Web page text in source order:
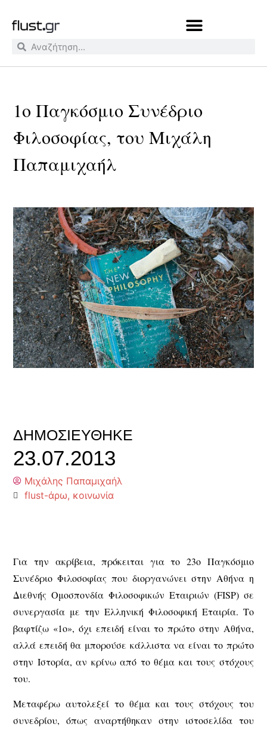
1ο Παγκόσμιο Συνέδριο
Φιλοσοφίας, του Μιχάλη
Παπαμιχαήλ
ΔΗΜΟΣΙΕΎΘΗΚΕ
23.07.2013
Μιχάλης Παπαμιχαήλ
flust-άρω, κοινωνία
Για την ακρίβεια, πρόκειται για το 23ο Παγκόσμιο
Συνέδριο Φιλοσοφίας που διοργανώνει στην Αθήνα η
Διεθνής Ομοσπονδία Φιλοσοφικών Εταιριών (FISP) σε
συνεργασία με την Ελληνική Φιλοσοφική Εταιρία. Το
βαφτίζω «1ο», όχι επειδή είναι το πρώτο στην Αθήνα,
αλλά επειδή θα μπορούσε κάλλιστα να είναι το πρώτο
στην Ιστορία, αν κρίνω από το θέμα και τους στόχους
του.
Μεταφέρω αυτολεξεί το θέμα και τους στόχους του
συνεδρίου, όπως αναρτήθηκαν στην ιστοσελίδα του